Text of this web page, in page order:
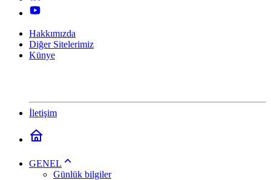
Hakkımızda
Diğer Sitelerimiz
Künye
İletişim
GENEL
Günlük bilgiler